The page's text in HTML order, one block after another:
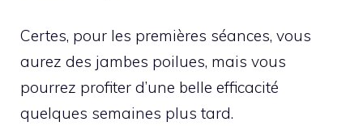
Certes, pour les premières séances, vous
aurez des jambes poilues, mais vous
pourrez profiter d’une belle efficacité
quelques semaines plus tard.